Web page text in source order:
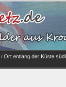
/ Ort entlang der Küste